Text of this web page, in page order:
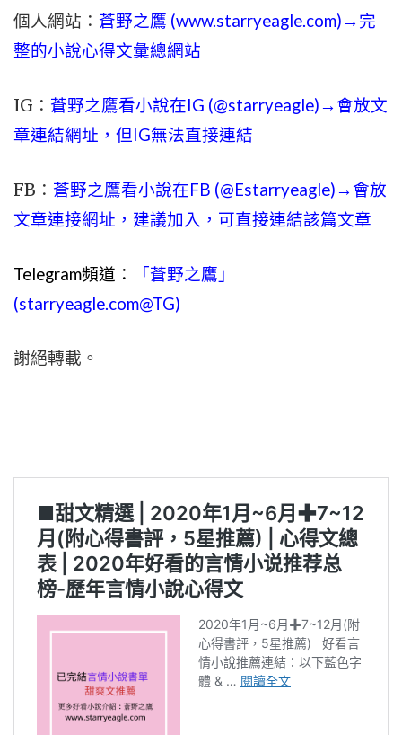
個人網站： 蒼野之鷹 (www.starryeagle.com)→完
整的小說心得文彙總網站
IG： 蒼野之鷹看小說在IG (@starryeagle)→會放文
章連結網址，但IG無法直接連結
FB： 蒼野之鷹看小說在FB (@Estarryeagle)→會放
文章連接網址，建議加入，可直接連結該篇文章
Telegram頻道：
「蒼野之鷹」
(starryeagle.com@TG)
謝絕轉載。